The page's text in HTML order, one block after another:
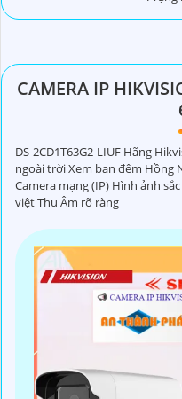
CAMERA IP
DS-2CD1T63G2-LIUF Hãng
ngoài trời Xem ban đêm Hồng
Camera mạng (IP) Hình ảnh
việt Thu Âm rõ ràng